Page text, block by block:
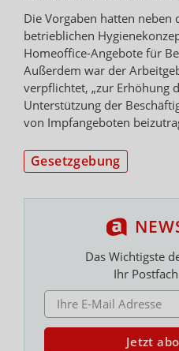
Die Vorgaben hatten neben
betrieblichen
Homeoffice-Angebote für
Außerdem war der
verpflichtet, „zur Erhöhung
Unterstützung der
von Impfangeboten
Gesetzgebung
Das Wichtigste
Ihr
E-MAIL ADRESSE
Jetzt